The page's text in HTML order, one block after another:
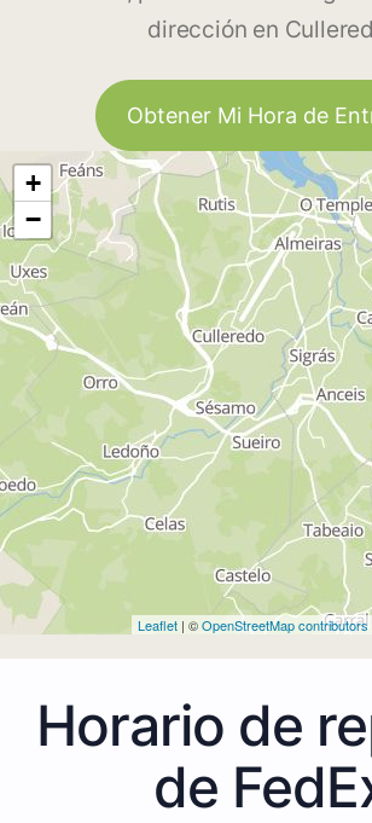
dirección en
Obtener Mi Hora de
+
−
Leaflet | ©OpenStreetMap contributors
Horario de
de